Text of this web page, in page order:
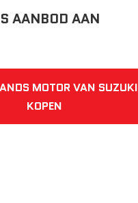
AANBOD AAN
MOTOR VAN SUZUKI
KOPEN